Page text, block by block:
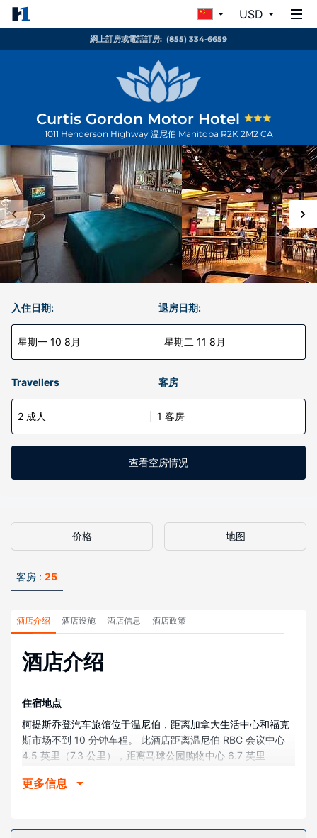
USD
網上訂房或電話訂房: (855) 334-6659
Curtis Gordon Motor Hotel
1011 Henderson Highway 温尼伯 Manitoba R2K 2M2 CA
入住日期:
星期一 10 8月
退房日期:
星期二 11 8月
Travellers 客房
2 成人 1 客房
查看空房情况
价格 地图
客房 : 25
酒店介绍 酒店设施 酒店信息 酒店政策
酒店介绍
住宿地点
柯提斯乔登汽车旅馆位于温尼伯，距离加拿大生活中心和福克
斯市场不到 10 分钟车程。 此酒店距离温尼伯 RBC 会议中心
4.5 英里（7.3 公里），距离马球公园购物中心 6.7 英里
客房
家的舒适。提供免费无线网络，方便您与朋友保持联系；有线
更多信息